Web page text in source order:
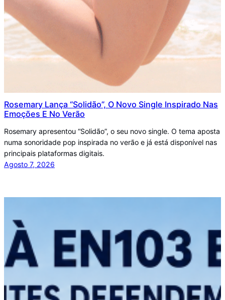
Rosemary Lança “Solidão”, O Novo Single Inspirado Nas
Emoções E No Verão
Rosemary apresentou “Solidão”, o seu novo single. O tema aposta
numa sonoridade pop inspirada no verão e já está disponível nas
principais plataformas digitais.
Agosto 7, 2026